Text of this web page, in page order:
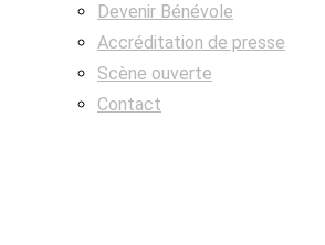
Devenir Bénévole
Accréditation de presse
Scène ouverte
Contact